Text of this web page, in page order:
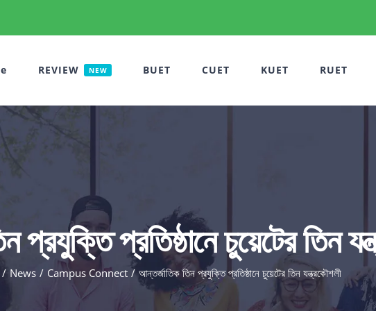
REVIEW NEW BUET CUET KUET RUET
প্রযুক্তি প্রতিষ্ঠানে চুয়েটের তিন
News Campus Connect আন্তর্জাতিক তিন প্রযুক্তি প্রতিষ্ঠানে চুয়েটের তিন যন্ত্রকৌশলী